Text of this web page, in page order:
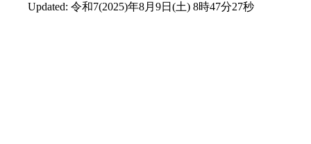
Updated: 令和7(2025)年8月9日(土) 8時47分27秒